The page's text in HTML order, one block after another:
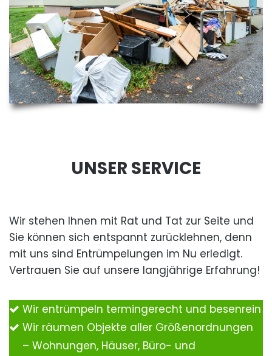
UNSER SERVICE
Wir stehen Ihnen mit Rat und Tat zur Seite und
Sie können sich entspannt zurücklehnen, denn
mit uns sind Entrümpelungen im Nu erledigt.
Vertrauen Sie auf unsere langjährige Erfahrung!
Wir entrümpeln termingerecht und besenrein
Wir räumen Objekte aller Größenordnungen
– Wohnungen, Häuser, Büro- und